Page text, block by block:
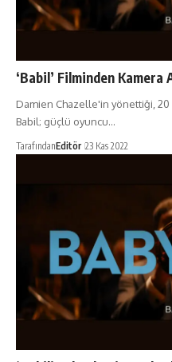
‘Babil’ Filminden Kamera
Damien Chazelle'in yönettiği,
Babil; güçlü oyuncu…
TarafındanEditör 23 Kas 2022